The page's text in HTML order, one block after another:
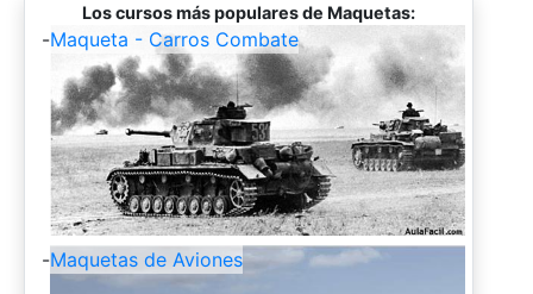
Los cursos más populares de Maquetas:
-Maqueta - Carros Combate
-Maquetas de Aviones